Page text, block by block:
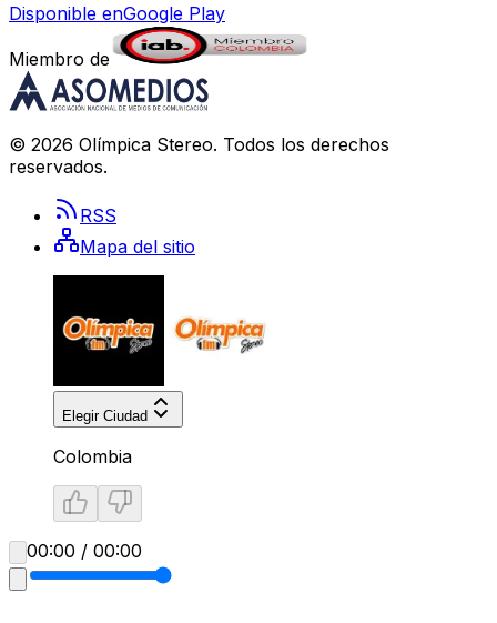
Disponible enGoogle Play
Miembro de
© 2026 Olímpica Stereo. Todos los derechos
reservados.
RSS
Mapa del sitio
Elegir Ciudad
Colombia
00:00 / 00:00